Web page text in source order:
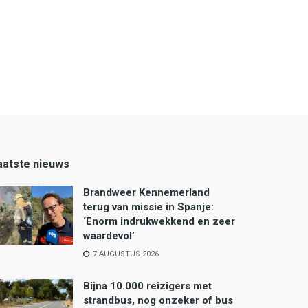
nieuws
Brandweer Kennemerland
terug van missie in Spanje:
‘Enorm indrukwekkend en zeer
waardevol’
7 AUGUSTUS 2026
Bijna 10.000 reizigers met
strandbus, nog onzeker of bus